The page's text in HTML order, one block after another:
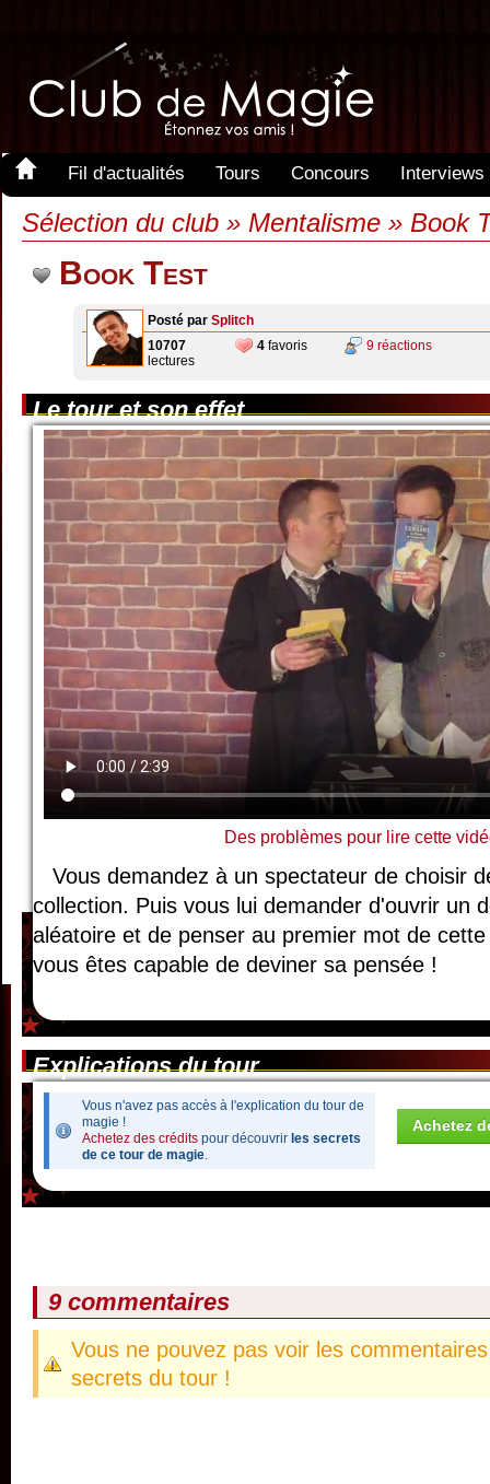
Fil d'actualités Tours Concours Interviews
Sélection du club » Mentalisme » Book
Book Test
Posté par Splitch
10707
lectures
4 favoris 9 réactions
Le tour et son effet
Des problèmes pour lire cette
Vous demandez à un spectateur de choisir
collection. Puis vous lui demander d'ouvrir un
aléatoire et de penser au premier mot de
vous êtes capable de deviner sa pensée !
Explications du tour
Vous n'avez pas accès à l'explication du tour de
magie !
Achetez des crédits pour découvrir les secrets
de ce tour de magie.
Achetez
9 commentaires
Vous ne pouvez pas voir les
secrets du tour !